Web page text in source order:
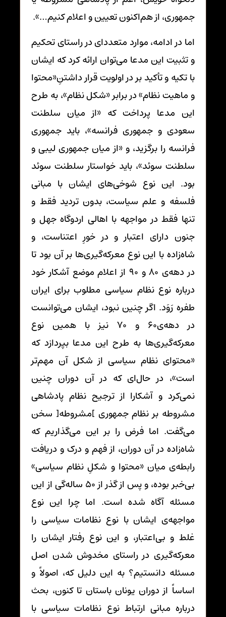
جمهوری، از هم‌اکنون تعیین و اعلام کنیم…».
اما در ادامه، موارد متعددای در راستای تحکیم
و تثبیت این مدعا می‌توان ارائه کرد که ایشان
با تکیه و تأکید بر در اولویت قرار داشتنِ«محتوا
و ماهیت نظام» در برابر «شکل نظام»، به طرح
این مدعا پرداخت که «از میان سلطنت
سعودی و جمهوری فرانسه»، باید جمهوری
فرانسه را برگزید، و «از میان جمهوری لیبی و
سلطنت سوئد»، باید خواستار سلطنت سوئد
بود. این نوع شوخی‌های ایشان با مبانی
فلسفه و علم سیاست، بدون تردید فقط و
تنها فقط در مواجهه با اهالی اردوگاه جهل و
جنون دارای اعتبار و در خورِ اعتناست، و
شاه‌زاده با این نوع معرکه‌گیری‌ها بر آن بود تا
در دهه‌ی 80 و 90 از اعلام موضع آشکار خود
درباره نوع نظام سیاسی مطلوب برای ایران
طفره رَوَد. اگر چنین نبود، ایشان می‌توانست
در دهه‌ی60 و 70 نیز با همین نوع
معرکه‌گیری‌ها به طرح این مدعا بپردازد که
«محتوای نظام سیاسی از شکل آن مهم‌تر
است»، در حال‌ای که در آن دوران چنین
نمی‌کرد و آشکارا از ترجیح نظام پادشاهی
مشروطه بر نظام جمهوری ]مشروطه[ سخن
می‌گفت. اما فرض را بر این می‌گذاریم که
شاه‌زاده در آن دوران، از فهم و درک و دریافت
رابطه‌ی میان «محتوا و شکلِ نظام سیاسی»
بی‌خبر بوده، و پس از گذر از 50 ساله‌گی از این
مسئله آگاه شده است. اما چرا این نوع
مواجهه‌ی ایشان با نوع نظامات سیاسی را
غلط و بی‌اعتبار، و این نوع رفتار ایشان را
معرکه‌گیری در راستای مخدوش شدن اصل
مسئله دانستیم؟ به این دلیل که، اصولاً و
اساساً از دوران یونان باستان تا کنون، بحث
درباره مبانی ارتباط نوع نظامات سیاسی با